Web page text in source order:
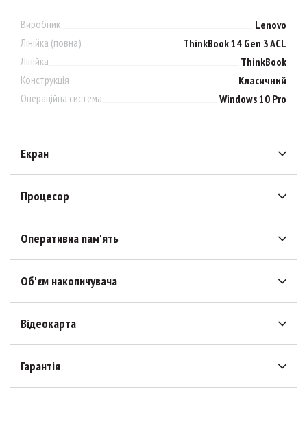
Виробник
Lenovo
Лінійка (повна)
ThinkBook 14 Gen 3 ACL
Лінійка
ThinkBook
Конструкція
Класичний
Операційна система
Windows 10 Pro
Екран
Процесор
Оперативна пам'ять
Об'єм накопичувача
Відеокарта
Гарантія